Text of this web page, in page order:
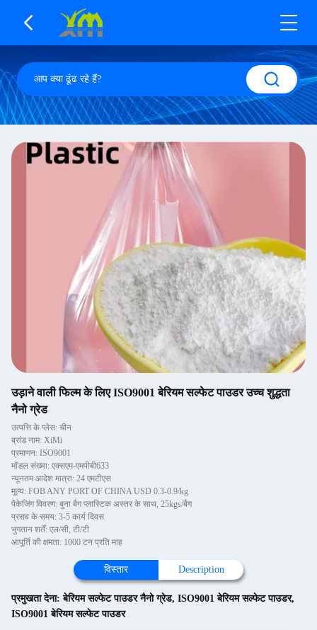
उड़ाने वाली फिल्म के लिए ISO9001 बेरियम सल्फेट पाउडर उच्च शुद्धता
नैनो ग्रेड
उत्पत्ति के प्लेस: चीन
ब्रांड नाम: XiMi
प्रमाणन: ISO9001
मॉडल संख्या: एक्सएम-एमपीबी633
न्यूनतम आदेश मात्रा: 24 एमटीएस
मूल्य: FOB ANY PORT OF CHINA USD 0.3-0.9/kg
पैकेजिंग विवरण: बुना बैग प्लास्टिक अस्तर के साथ, 25kgs/बैग
प्रसव के समय: 3-5 कार्य दिवस
भुगतान शर्तें: एल/सी, टी/टी
आपूर्ति की क्षमता: 1000 टन प्रति माह
विस्तार Description
प्रमुखता देना:बेरियम सल्फेट पाउडर नैनो ग्रेड, ISO9001 बेरियम सल्फेट पाउडर,
ISO9001 बेरियम सल्फेट पाउडर